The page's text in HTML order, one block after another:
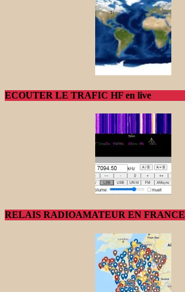
ECOUTER LE TRAFIC HF en live
RELAIS RADIOAMATEUR EN FRANCE